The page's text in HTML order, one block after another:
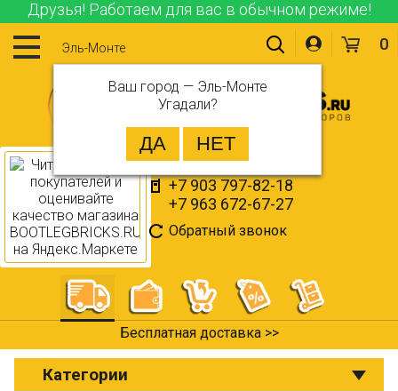
Друзья! Работаем для вас в обычном режиме!
Эль-Монте
Ваш город — Эль-Монте
Угадали?
+7 903 797-82-18
+7 963 672-67-27
Обратный звонок
0
Бесплатная доставка >>
Категории